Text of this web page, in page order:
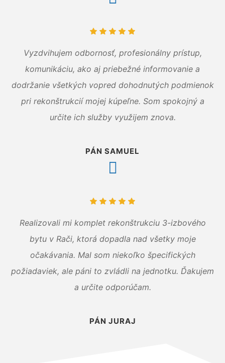
Vyzdvihujem odbornosť, profesionálny prístup,
komunikáciu, ako aj priebežné informovanie a
dodržanie všetkých vopred dohodnutých podmienok
pri rekonštrukcií mojej kúpeľne. Som spokojný a
určite ich služby využijem znova.
PÁN SAMUEL
Realizovali mi komplet rekonštrukciu 3-izbového
bytu v Rači, ktorá dopadla nad všetky moje
očakávania. Mal som niekoľko špecifických
požiadaviek, ale páni to zvládli na jednotku. Ďakujem
a určite odporúčam.
PÁN JURAJ